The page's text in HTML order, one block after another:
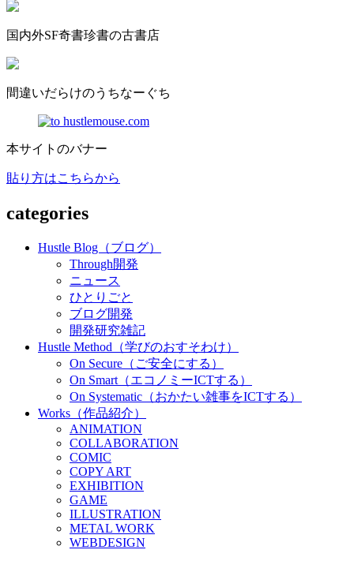
国内外SF奇書珍書の古書店
間違いだらけのうちなーぐち
本サイトのバナー
貼り方はこちらから
categories
Hustle Blog（ブログ）
Through開発
ニュース
ひとりごと
ブログ開発
開発研究雑記
Hustle Method（学びのおすそわけ）
On Secure（ご安全にする）
On Smart（エコノミーICTする）
On Systematic（おかたい雑事をICTする）
Works（作品紹介）
ANIMATION
COLLABORATION
COMIC
COPY ART
EXHIBITION
GAME
ILLUSTRATION
METAL WORK
WEBDESIGN